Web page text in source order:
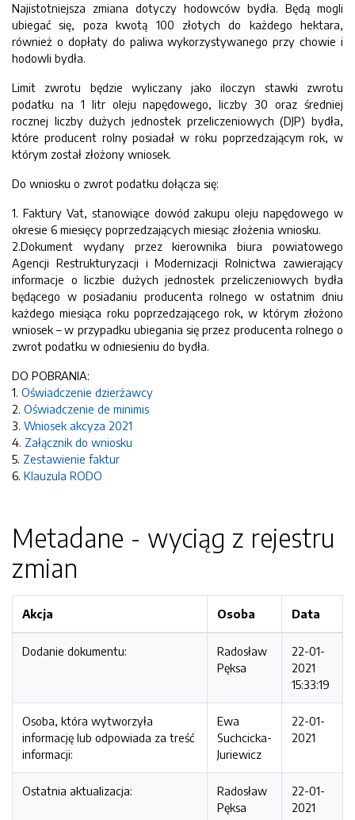
Najistotniejsza zmiana dotyczy hodowców bydła. Będą mogli
ubiegać się, poza kwotą 100 złotych do każdego hektara,
również o dopłaty do paliwa wykorzystywanego przy chowie i
hodowli bydła.
Limit zwrotu będzie wyliczany jako iloczyn stawki zwrotu
podatku na 1 litr oleju napędowego, liczby 30 oraz średniej
rocznej liczby dużych jednostek przeliczeniowych (DJP) bydła,
które producent rolny posiadał w roku poprzedzającym rok, w
którym został złożony wniosek.
Do wniosku o zwrot podatku dołącza się:
1. Faktury Vat, stanowiące dowód zakupu oleju napędowego w
okresie 6 miesięcy poprzedzających miesiąc złożenia wniosku.
2.Dokument wydany przez kierownika biura powiatowego
Agencji Restrukturyzacji i Modernizacji Rolnictwa zawierający
informacje o liczbie dużych jednostek przeliczeniowych bydła
będącego w posiadaniu producenta rolnego w ostatnim dniu
każdego miesiąca roku poprzedzającego rok, w którym złożono
wniosek – w przypadku ubiegania się przez producenta rolnego o
zwrot podatku w odniesieniu do bydła.
DO POBRANIA:
1. Oświadczenie dzierżawcy
2. Oświadczenie de minimis
3. Wniosek akcyza 2021
4. Załącznik do wniosku
5. Zestawienie faktur
6. Klauzula RODO
Metadane - wyciąg z rejestru
zmian
Akcja Osoba Data
Dodanie dokumentu:
Radosław
Pęksa
22-01-
2021
15:33:19
Osoba, która wytworzyła
informację lub odpowiada za treść
informacji:
Ewa
Suchcicka-
Juriewicz
22-01-
2021
Ostatnia aktualizacja:
Radosław
Pęksa
22-01-
2021